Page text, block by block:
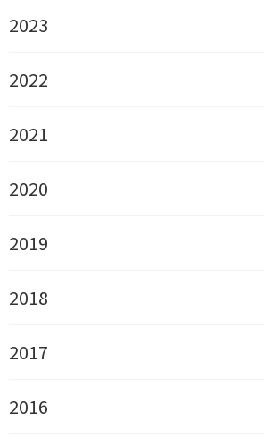
2023
2022
2021
2020
2019
2018
2017
2016